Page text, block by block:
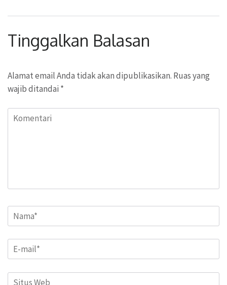
Tinggalkan Balasan
Alamat email Anda tidak akan dipublikasikan. Ruas yang
wajib ditandai *
Komentari
Name*
Email*
Situs